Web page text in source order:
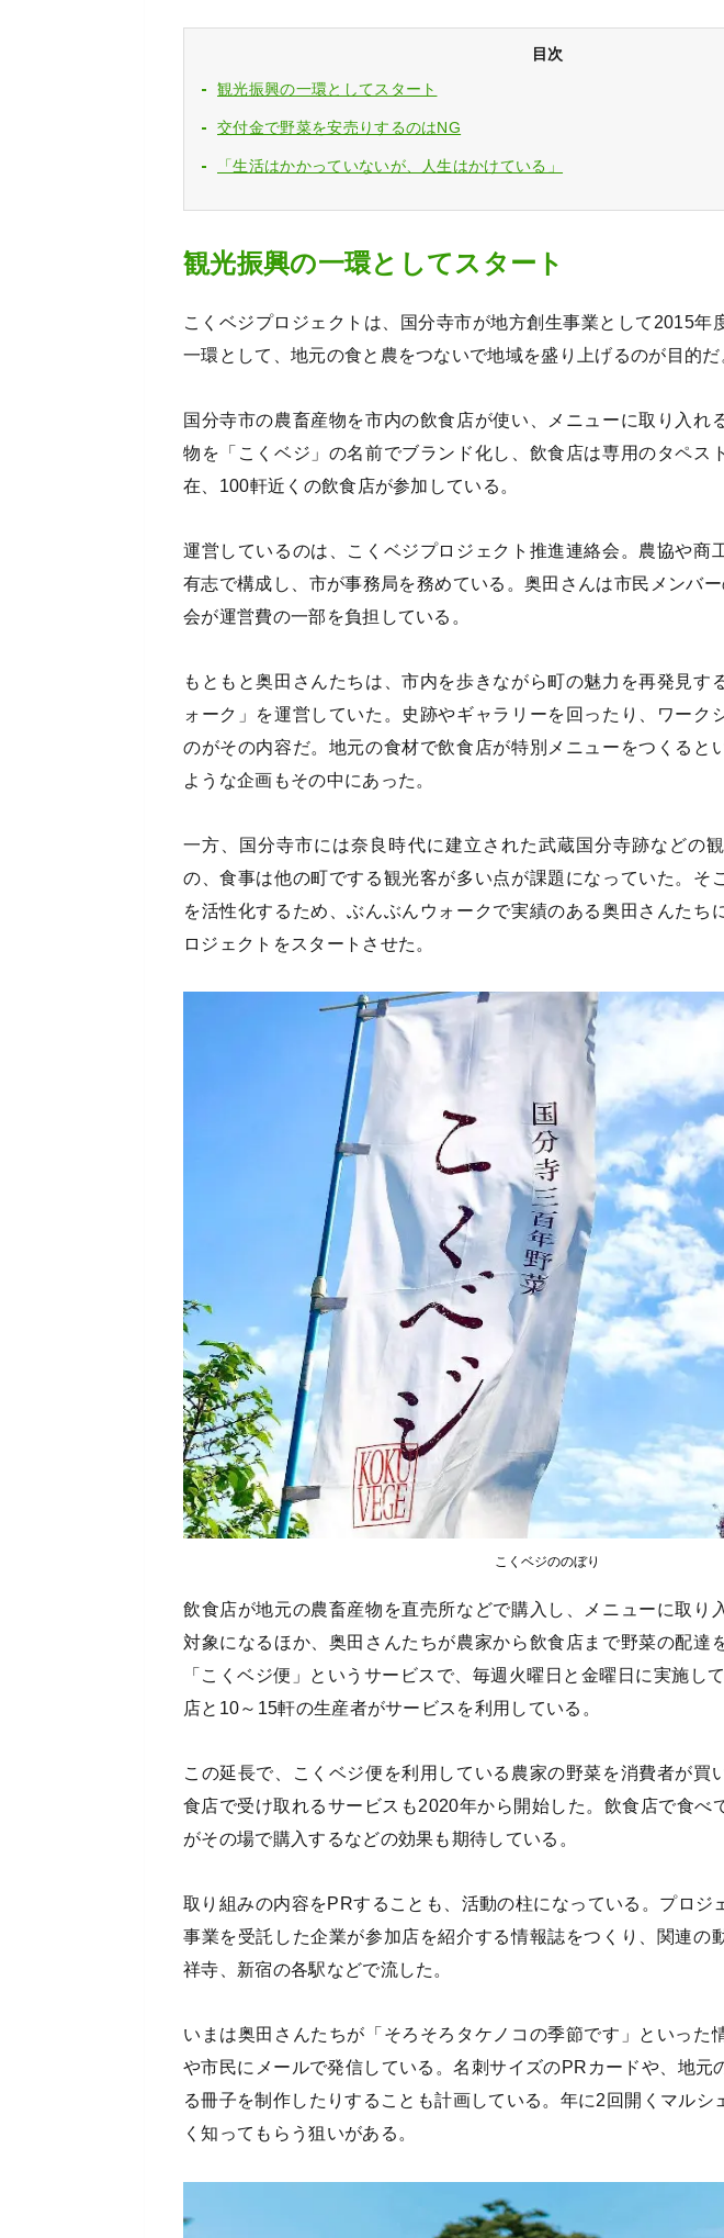
目次
観光振興の一環としてスタート
交付金で野菜を安売りするのはNG
「生活はかかっていないが、人生はかけている」
観光振興の一環としてスタート
こくベジプロジェクトは、国分寺市が地方創生事業として2015年
一環として、地元の食と農をつないで地域を盛り上げるのが目的だ
国分寺市の農畜産物を市内の飲食店が使い、メニューに取り入れ
物を「こくベジ」の名前でブランド化し、飲食店は専用のタペス
在、100軒近くの飲食店が参加している。
運営しているのは、こくベジプロジェクト推進連絡会。農協や商
有志で構成し、市が事務局を務めている。奥田さんは市民メンバ
会が運営費の一部を負担している。
もともと奥田さんたちは、市内を歩きながら町の魅力を再発見す
ォーク」を運営していた。史跡やギャラリーを回ったり、ワーク
のがその内容だ。地元の食材で飲食店が特別メニューをつくると
ような企画もその中にあった。
一方、国分寺市には奈良時代に建立された武蔵国分寺跡などの
の、食事は他の町でする観光客が多い点が課題になっていた。そ
を活性化するため、ぶんぶんウォークで実績のある奥田さんたち
ロジェクトをスタートさせた。
こくベジののぼり
飲食店が地元の農畜産物を直売所などで購入し、メニューに取り
対象になるほか、奥田さんたちが農家から飲食店まで野菜の配達
「こくベジ便」というサービスで、毎週火曜日と金曜日に実施し
店と10～15軒の生産者がサービスを利用している。
この延長で、こくベジ便を利用している農家の野菜を消費者が買
食店で受け取れるサービスも2020年から開始した。飲食店で食べ
がその場で購入するなどの効果も期待している。
取り組みの内容をPRすることも、活動の柱になっている。プロジ
事業を受託した企業が参加店を紹介する情報誌をつくり、関連の
祥寺、新宿の各駅などで流した。
いまは奥田さんたちが「そろそろタケノコの季節です」といった
や市民にメールで発信している。名刺サイズのPRカードや、地元
る冊子を制作したりすることも計画している。年に2回開くマルシ
く知ってもらう狙いがある。